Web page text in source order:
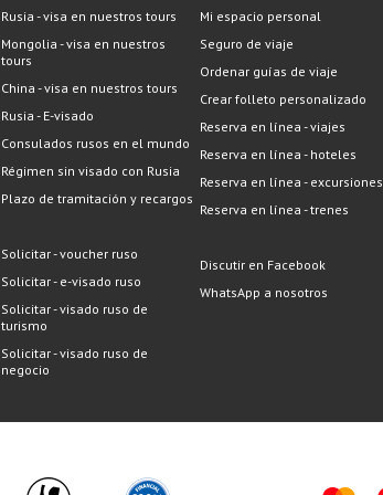
Rusia - visa en nuestros tours
Mongolia - visa en nuestros
tours
China - visa en nuestros tours
Rusia - E-visado
Consulados rusos en el mundo
Régimen sin visado con Rusia
Plazo de tramitación y recargos
Solicitar - voucher ruso
Solicitar - e-visado ruso
Solicitar - visado ruso de
turismo
Solicitar - visado ruso de
negocio
Mi espacio personal
Seguro de viaje
Ordenar guías de viaje
Crear folleto personalizado
Reserva en línea - viajes
Reserva en línea - hoteles
Reserva en línea - excursiones
Reserva en línea - trenes
Discutir en Facebook
WhatsApp a nosotros